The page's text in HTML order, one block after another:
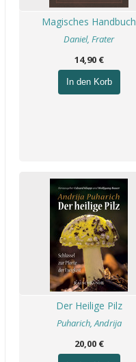
Magisches Handbuch
Daniel, Frater
14,90 €
In den Korb
Der Heilige Pilz
Puharich, Andrija
20,00 €